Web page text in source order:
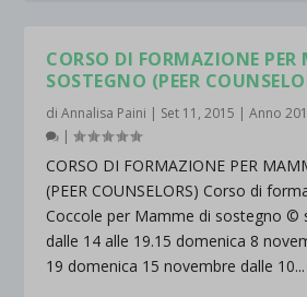
CORSO DI FORMAZIONE PER
SOSTEGNO (PEER
diAnnalisa Paini | Set 11, 2015 |Anno
|
CORSO DI FORMAZIONE PER
(PEER COUNSELORS) Corso di
Coccole per Mamme di sostegno ©
dalle 14 alle 19.15 domenica 8
19 domenica 15 novembre dalle 10...